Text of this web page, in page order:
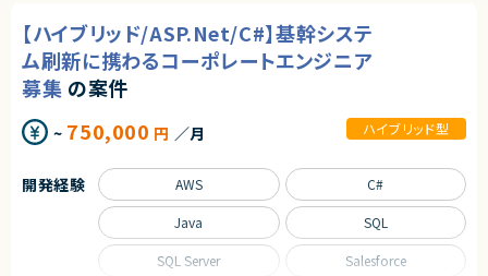
◆会社・事業について
当社は、ビジネスシーンにおける日程調整業務を効率化するSaaSを自社で
企画・開発・提供しているスタートアップ企業です。
創業以来、外部資本に依存せず、継続的な売上成長と黒字経営を実現して
います。
提供しているサービスは、機能性やユーザー体験の評価が高く、国内のみな
らず海外からも注目され、グローバルに利用が拡大しています。
◆プロダクトの特長
独自技術・特許を活用した他社にはない機能群
明確な差別化による高い市場競争力
大手企業から成長企業まで、幅広い業種での導入実績（数万社規模）
プロダクトとしての評価と実績がすでに確立されており、今後のスケールに
将来的な活用を見据え、Salesforce連携を考慮した設計・実装を行います。
【業務内容】
・会議音声解析AIを用いた商談解析システムの追加開発・改修
・既存の会議単位分析から、顧客単位でのデータ集約・分析機能への拡張
・Salesforce連携を前提としたアーキテクチャ設計・実装
・要件定義〜テストまで一貫した開発対応
・スクラム開発における設計・実装・品質向上への貢献
求めるスキル
【必須スキル】
・Webアプリケーションの設計・実装経験（5年以上）
・Java、Go、TypeScriptなど型のある言語での開発経験
【ハイブリッド/ASP.Net/C#】基幹システ
ム刷新に携わるコーポレートエンジニア
募集 の案件
~ 750,000 円 ／月 ハイブリッド型
開発経験 AWS C#
Java SQL
SQL Server Salesforce